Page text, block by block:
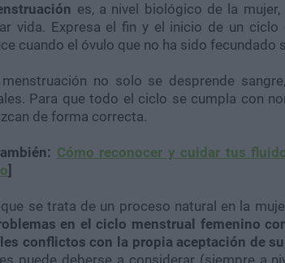
es, a nivel biológico de la
vida. Expresa el fin y el inicio de un
cuando el óvulo que no ha sido fecundado
no solo se desprende
Para que todo el ciclo se cumpla con
de forma correcta.
Cómo reconocer y cuidar tus
]
se trata de un proceso natural en la
en el ciclo menstrual femenino
conflictos con la propia aceptación de